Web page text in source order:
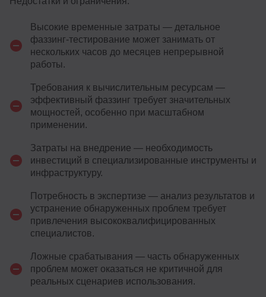
Высокие временные затраты — детальное
фаззинг-тестирование может занимать от
нескольких часов до месяцев непрерывной
работы.
Требования к вычислительным ресурсам —
эффективный фаззинг требует значительных
мощностей, особенно при масштабном
применении.
Затраты на внедрение — необходимость
инвестиций в специализированные инструменты и
инфраструктуру.
Потребность в экспертизе — анализ результатов и
устранение обнаруженных проблем требует
привлечения высококвалифицированных
специалистов.
Ложные срабатывания — часть обнаруженных
проблем может оказаться не критичной для
реальных сценариев использования.